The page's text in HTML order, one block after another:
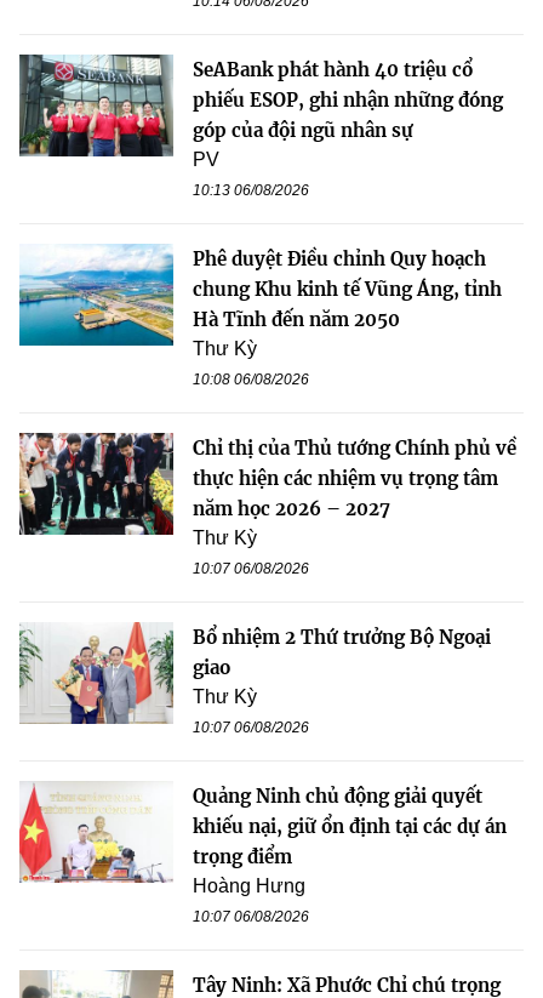
SeABank phát hành 40 triệu cổ
phiếu ESOP, ghi nhận những đóng
góp của đội ngũ nhân sự
PV
10:13 06/08/2026
Phê duyệt Điều chỉnh Quy hoạch
chung Khu kinh tế Vũng Áng, tỉnh
Hà Tĩnh đến năm 2050
Thư Kỳ
10:08 06/08/2026
Chỉ thị của Thủ tướng Chính phủ về
thực hiện các nhiệm vụ trọng tâm
năm học 2026 – 2027
Thư Kỳ
10:07 06/08/2026
Bổ nhiệm 2 Thứ trưởng Bộ Ngoại
giao
Thư Kỳ
10:07 06/08/2026
Quảng Ninh chủ động giải quyết
khiếu nại, giữ ổn định tại các dự án
trọng điểm
Hoàng Hưng
10:07 06/08/2026
Tây Ninh: Xã Phước Chỉ chú trọng